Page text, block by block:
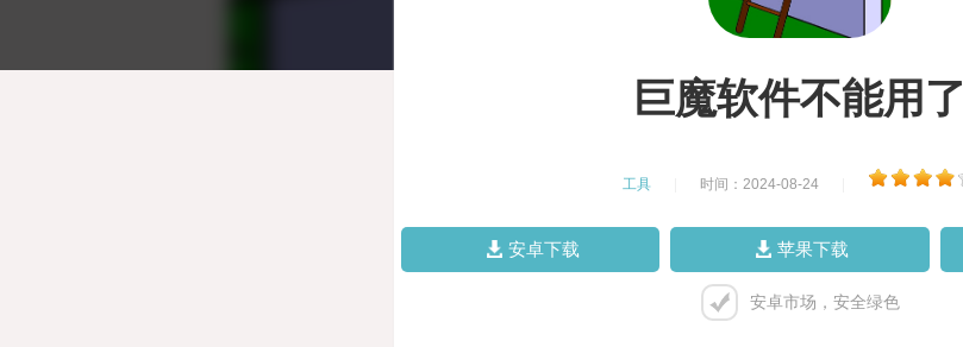
巨魔软件不能用了
工具 时间：2024-08-24
安卓下载 苹果下载
安卓市场，安全绿色